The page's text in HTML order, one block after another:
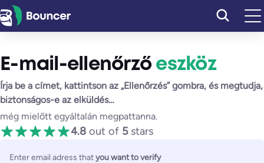
Ugrás
a
E-mail-ellenőrző eszköz
Írja be a címet, kattintson az „Ellenőrzés” gombra, és megtudja,
biztonságos-e az elküldés…
még mielőtt egyáltalán megpattanna.
4.8 out of 5stars
Enter email adress thatyou want to verify